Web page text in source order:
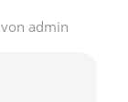
von admin